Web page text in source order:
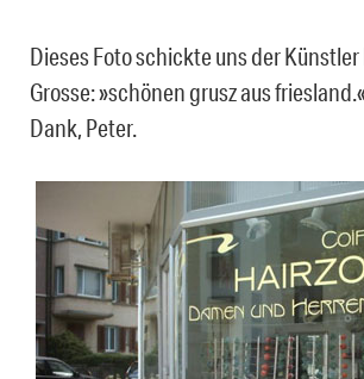
Dieses Foto schickte uns der Künstler
Grosse: »schönen grusz aus
Dank, Peter.